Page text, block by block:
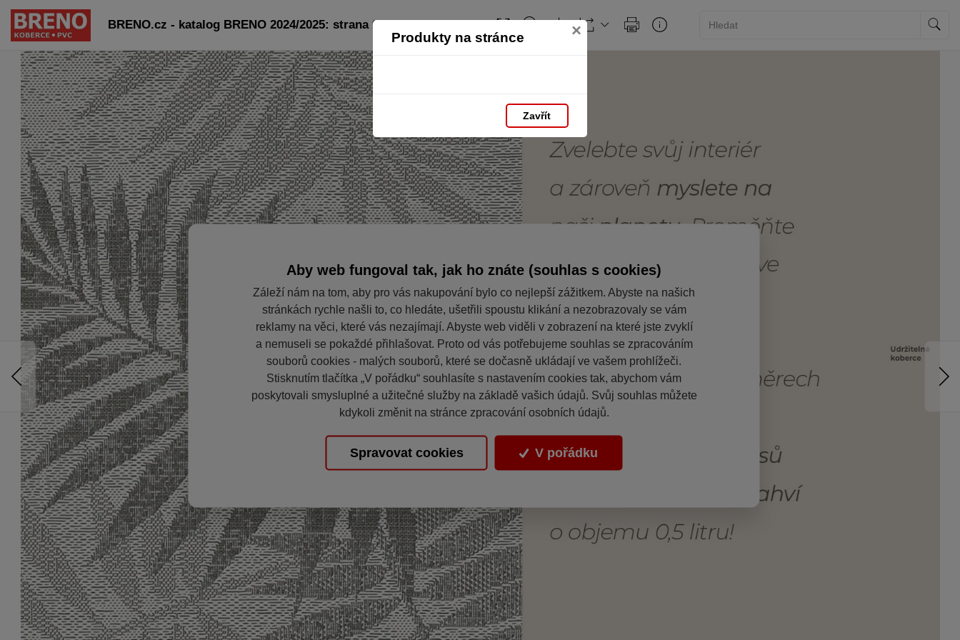
Produkty na stránce ×
Zavřít
BRENO.cz - katalog BRENO 2024/2025: strana 93
Aby web fungoval tak, jak ho znáte (souhlas s cookies)
Záleží nám na tom, aby pro vás nakupování bylo co nejlepší zážitkem. Abyste na našich
stránkách rychle našli to, co hledáte, ušetřili spoustu klikání a nezobrazovaly se vám
reklamy na věci, které vás nezajímají. Abyste web viděli v zobrazení na které jste zvyklí
a nemuseli se pokaždé přihlašovat. Proto od vás potřebujeme souhlas se zpracováním
souborů cookies - malých souborů, které se dočasně ukládají ve vašem prohlížeči.
Stisknutím tlačítka „V pořádku“ souhlasíte s nastavením cookies tak, abychom vám
poskytovali smysluplné a užitečné služby na základě vašich údajů. Svůj souhlas můžete
kdykoli změnit na stránce zpracování osobních údajů.
Spravovat cookies V pořádku